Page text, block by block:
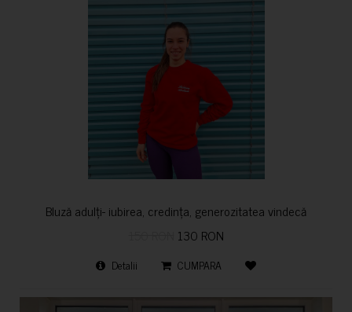
Bluză adulți- iubirea, credința, generozitatea vindecă
130 RON
Detalii CUMPARA